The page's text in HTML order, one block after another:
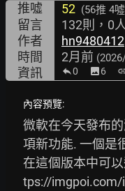
推噓
52 (56推 4
留言 132則，0人
作者 hn9480412
時間 2月前
資訊 0 image6
內容預覽:
微軟在今天發布
項新功能. 一個是
在這個版本中可
tps://imgpoi.com/